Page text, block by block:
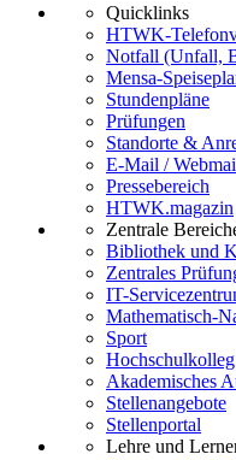
Quicklinks
HTWK-
Notfall (Unfall,
Mensa-
Stundenpläne
Prüfungen
Standorte &
E-Mail /
Pressebereich
HTWK.magazin
Zentrale
Bibliothek und
Zentrales
IT-
Mathematisch-
Sport
Hochschulkolleg
Akademisches
Stellenangebote
Stellenportal
Lehre und